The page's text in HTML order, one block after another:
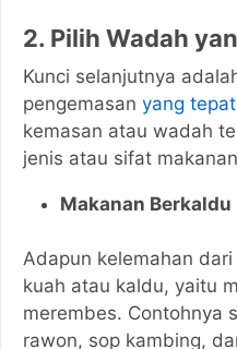
2. Pilih Wadah
Kunci selanjutnya
pengemasan yang tepat
kemasan atau wadah
jenis atau sifat
Makanan Berkaldu
Adapun kelemahan dari
kuah atau kaldu, yaitu
merembes. Contohnya
rawon, sop kambing,